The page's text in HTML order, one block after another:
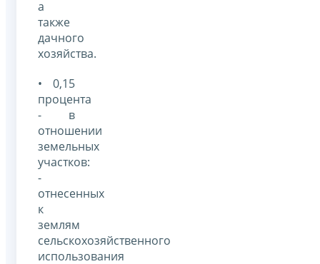
а
также
дачного
хозяйства.
• 0,15
процента
- в
отношении
земельных
участков:
-
отнесенных
к
землям
сельскохозяйственного
использования